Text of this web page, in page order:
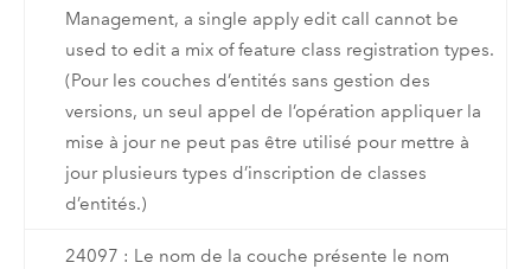
Management, a single apply edit call cannot be
used to edit a mix of feature class registration types.
(Pour les couches d’entités sans gestion des
versions, un seul appel de l’opération appliquer la
mise à jour ne peut pas être utilisé pour mettre à
jour plusieurs types d’inscription de classes
d’entités.)
24097 : Le nom de la couche présente le nom